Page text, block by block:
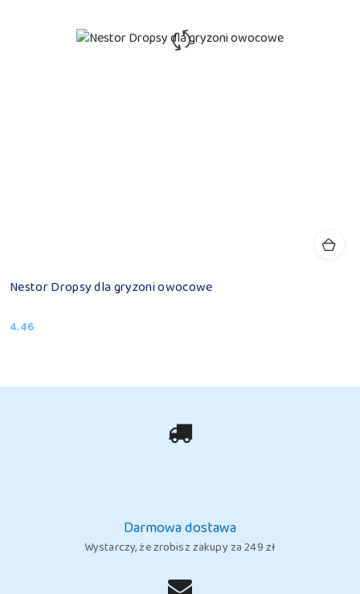
Nestor Dropsy dla gryzoni owocowe
Cena:
4.46
Darmowa dostawa
Wystarczy, że zrobisz zakupy za 249 zł